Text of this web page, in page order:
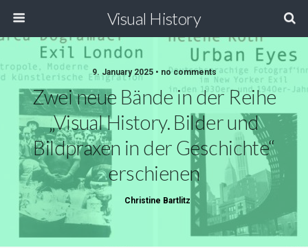
Visual History
9. January 2025 • no comments
Zwei neue Bände in der Reihe
„Visual History. Bilder und
Bildpraxen in der Geschichte“
erschienen
Christine Bartlitz